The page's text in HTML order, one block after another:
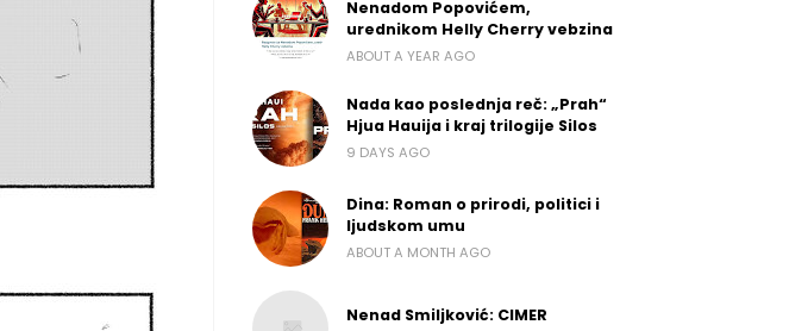
Nenadom Popovićem,
urednikom Helly Cherry vebzina
ABOUT A YEAR AGO
Nada kao poslednja reč: „Prah“
Hjua Hauija i kraj trilogije Silos
9 DAYS AGO
Dina: Roman o prirodi, politici i
ljudskom umu
ABOUT A MONTH AGO
Nenad Smiljković: CIMER